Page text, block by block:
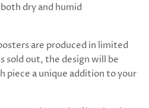
dry and humid
are produced in limited
sold out, the design will be
piece a unique addition to your